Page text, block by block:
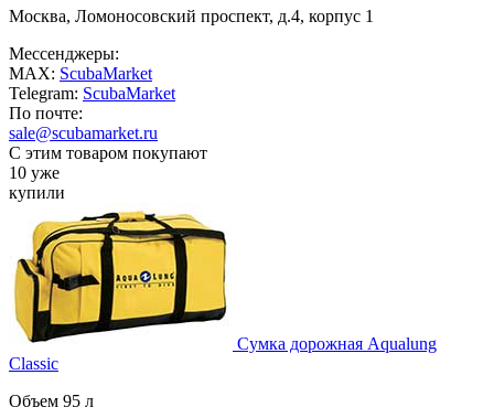
Москва, Ломоносовский проспект, д.4, корпус 1
Мессенджеры:
MAX: ScubaMarket
Telegram: ScubaMarket
По почте:
sale@scubamarket.ru
С этим товаром покупают
10 уже
купили
Сумка дорожная Aqualung
Classic
Объем 95 л